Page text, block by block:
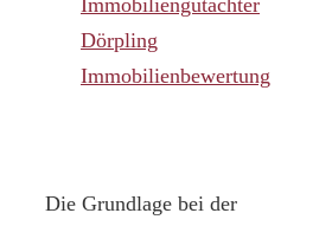
Immobiliengutachter
Dörpling
Immobilienbewertung
Die Grundlage bei der